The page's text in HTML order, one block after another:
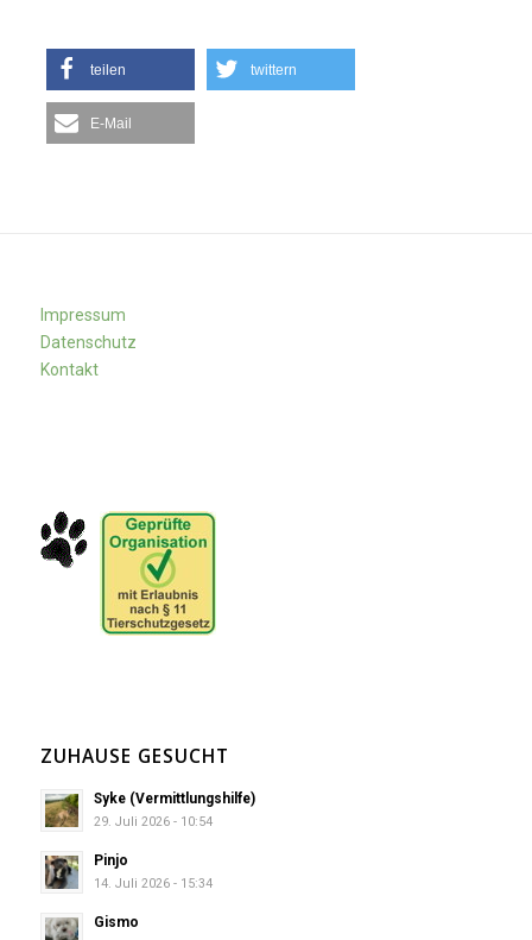
teilen twittern
E-Mail
Impressum
Datenschutz
Kontakt
ZUHAUSE GESUCHT
Syke (Vermittlungshilfe)
29. Juli 2026 - 10:54
Pinjo
14. Juli 2026 - 15:34
Gismo